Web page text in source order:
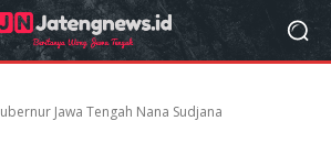
Jawa Tengah Nana Sudjana